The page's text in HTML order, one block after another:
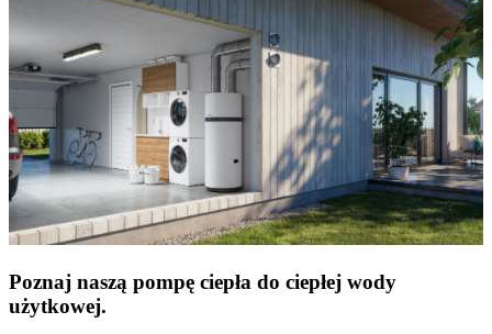
Poznaj naszą pompę ciepła do ciepłej wody
użytkowej.